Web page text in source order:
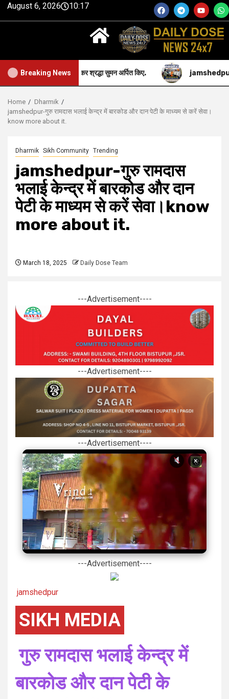
August 6, 2026 10:17
Breaking News
माल्यार्पण कर श्रद्धा सुमन अर्पित किए. jamshedpur-सीतारामडेरा
Home
Dharmik
jamshedpur-गुरु रामदास भलाई केन्द्र में बारकोड और दान पेटी के माध्यम से करें सेवा।
know more about it.
Dharmik Sikh Community Trending
jamshedpur-गुरु रामदास
भलाई केन्द्र में बारकोड और दान
पेटी के माध्यम से करें सेवा।know
more about it.
March 18, 2025 Daily Dose Team
---Advertisement----
---Advertisement----
---Advertisement----
×
---Advertisement----
jamshedpur
SIKH MEDIA
गुरु रामदास भलाई केन्द्र में
बारकोड और दान पेटी के